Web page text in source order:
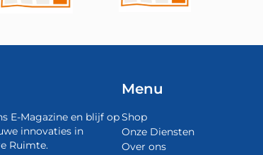
E-Magazine en blijf op
innovaties in
Ruimte.
Menu
Shop
Onze Diensten
Over ons